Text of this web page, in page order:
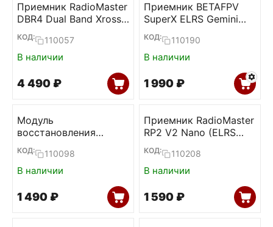
Приемник RadioMaster
DBR4 Dual Band Xross
Gemini ELRS
КОД: 110057
В наличии
4 490 ₽
Приемник BETAFPV
SuperX ELRS Gemini
Xross
КОД: 110190
В наличии
1 990 ₽
Модуль
восстановления
прошивки ELRS
приемников
(RadioMaster)
КОД: 110098
В наличии
1 490 ₽
Приемник RadioMaster
RP2 V2 Nano (ELRS
2.4)
КОД: 110208
В наличии
1 590 ₽